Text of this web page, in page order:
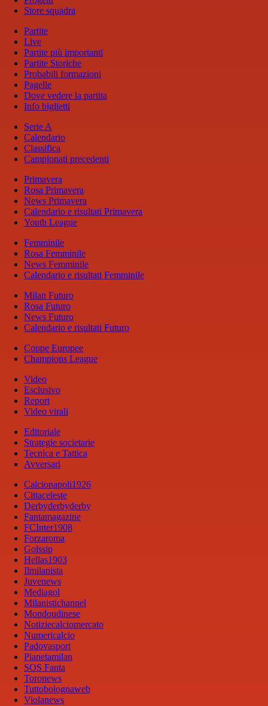
Store squadra
Partite
Live
Partite più importanti
Partite Storiche
Probabili formazioni
Pagelle
Dove vedere la partita
Info biglietti
Serie A
Calendario
Classifica
Campionati precedenti
Primavera
Rosa Primavera
News Primavera
Calendario e risultati Primavera
Youth League
Femminile
Rosa Femminile
News Femminile
Calendario e risultati Femminile
Milan Futuro
Rosa Futuro
News Futuro
Calendario e risultati Futuro
Coppe Europee
Champions League
Video
Esclusivo
Report
Video virali
Editoriale
Strategie societarie
Tecnica e Tattica
Avversari
Calcionapoli1926
Cittaceleste
Derbyderbyderby
Fantamagazine
FCInter1908
Forzaroma
Golssip
Hellas1903
Ilmilanista
Juvenews
Mediagol
Milanistichannel
Mondoudinese
Notiziecalciomercato
Numericalcio
Padovasport
Pianetamilan
SOS Fanta
Toronews
Tuttobolognaweb
Violanews